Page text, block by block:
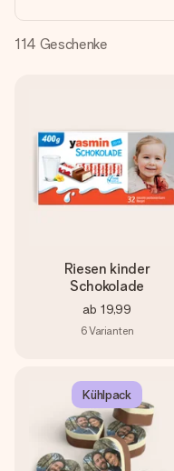
Montag - Freitag :
Samstag - Sonntag :
114 Geschenke
Riesen kinder
Schokolade
ab 19,99
6Varianten
Kühlpack